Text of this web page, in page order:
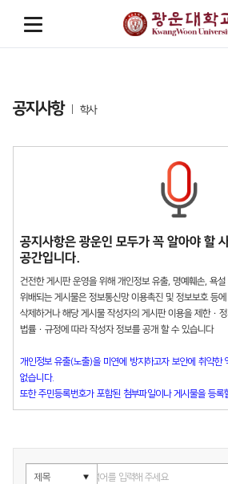
공지사항 학사
공지사항은 광운인 모두가 꼭 알아야 할
공간입니다.
건전한 게시판 운영을 위해 개인정보 유출, 명예훼손, 욕
위배되는 게시물은 정보통신망 이용촉진 및 정보보호 등
삭제하거나 해당 게시물 작성자의 게시판 이용을 제한 ·
법률 · 규정에 따라 작성자 정보를 공개 할 수 있습니다
개인정보 유출(노출)을 미연에 방지하고자 보안에 취약한
없습니다.
또한 주민등록번호가 포함된 첨부파일이나 게시물을 등록